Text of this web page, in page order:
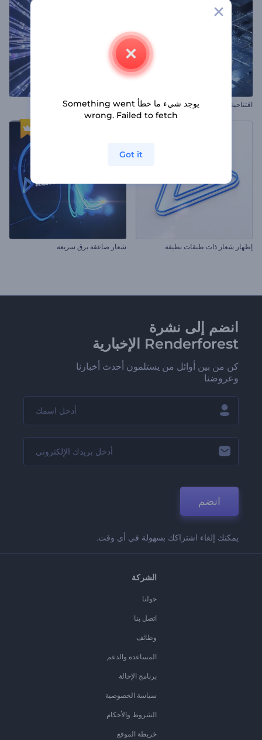
افتتاحية تكنولوجية مستقبلية مقدمة عن كوانتم أورب
إظهار شعار ذات طبقات نظيفة شعار صاعقة برق سريعة
انضم إلى نشرة
Renderforest الإخبارية
كن من بين أوائل من يستلمون أحدث أخبارنا
وعروضنا
انضم
يمكنك إلغاء اشتراكك بسهولة في أي وقت.
الشركة
حولنا
اتصل بنا
وظائف
المساعدة والدعم
برنامج الإحالة
سياسة الخصوصية
الشروط والأحكام
خريطة الموقع
يوجد شيء ما خطأ Something went
wrong. Failed to fetch
Got it